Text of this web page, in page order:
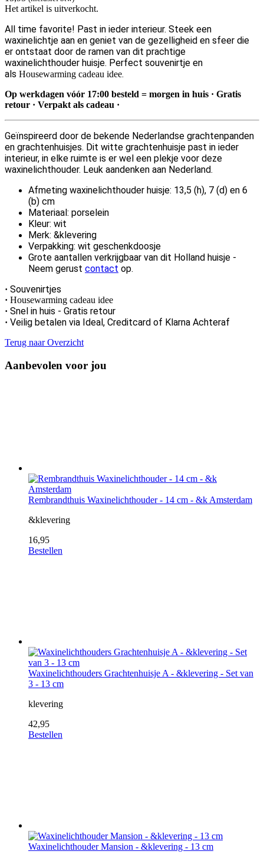
Het artikel is uitverkocht.
All time favorite! Past in ieder interieur. Steek een
waxinelichtje aan en geniet van de gezelligheid en sfeer die
er ontstaat door de ramen van dit prachtige
waxinelichthouder huisje. Perfect souvenirtje en
als Housewarming cadeau idee.
Op werkdagen vóór 17:00 besteld = morgen in huis · Gratis
retour · Verpakt als cadeau ·
Geïnspireerd door de bekende Nederlandse grachtenpanden
en grachtenhuisjes. Dit witte grachtenhuisje past in ieder
interieur, in elke ruimte is er wel een plekje voor deze
waxinelichthouder. Leuk aandenken aan Nederland.
Afmeting waxinelichthouder huisje: 13,5 (h), 7 (d) en 6
(b) cm
Materiaal: porselein
Kleur: wit
Merk: &klevering
Verpakking: wit geschenkdoosje
Grote aantallen verkrijgbaar van dit Holland huisje -
Neem gerust contact op.
· Souvenirtjes
· Housewarming cadeau idee
· Snel in huis - Gratis retour
· Veilig betalen via Ideal, Creditcard of Klarna Achteraf
Terug naar Overzicht
Aanbevolen voor jou
Rembrandthuis Waxinelichthouder - 14 cm - &k Amsterdam
&klevering
16,95
Bestellen
Waxinelichthouders Grachtenhuisje A - &klevering - Set van
3 - 13 cm
klevering
42,95
Bestellen
Waxinelichthouder Mansion - &klevering - 13 cm